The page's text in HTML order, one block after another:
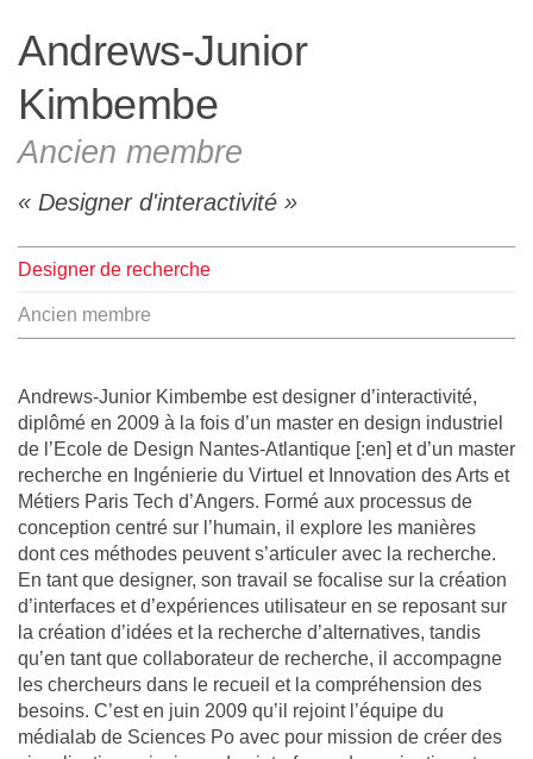
L'équipe
|
Andrews-Junior
Kimbembe
Ancien membre
Designer d'interactivité
Designer de recherche
Ancien membre
Andrews-Junior Kimbembe est designer d’interactivité,
diplômé en 2009 à la fois d’un master en design industriel
de l’Ecole de Design Nantes-Atlantique [:en] et d’un master
recherche en Ingénierie du Virtuel et Innovation des Arts et
Métiers Paris Tech d’Angers. Formé aux processus de
conception centré sur l’humain, il explore les manières
dont ces méthodes peuvent s’articuler avec la recherche.
En tant que designer, son travail se focalise sur la création
d’interfaces et d’expériences utilisateur en se reposant sur
la création d’idées et la recherche d’alternatives, tandis
qu’en tant que collaborateur de recherche, il accompagne
les chercheurs dans le recueil et la compréhension des
besoins. C’est en juin 2009 qu’il rejoint l’équipe du
médialab de Sciences Po avec pour mission de créer des